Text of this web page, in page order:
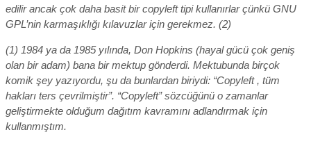
edilir ancak çok daha basit bir copyleft tipi kullanırlar çünkü GNU
GPL’nin karmaşıklığı kılavuzlar için gerekmez. (2)
(1) 1984 ya da 1985 yılında, Don Hopkins (hayal gücü çok geniş
olan bir adam) bana bir mektup gönderdi. Mektubunda birçok
komik şey yazıyordu, şu da bunlardan biriydi: “Copyleft , tüm
hakları ters çevrilmiştir”. “Copyleft” sözcüğünü o zamanlar
geliştirmekte olduğum dağıtım kavramını adlandırmak için
kullanmıştım.